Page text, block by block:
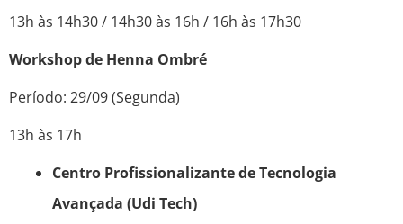
13h às 14h30 / 14h30 às 16h / 16h às 17h30
Workshop de Henna Ombré
Período: 29/09 (Segunda)
13h às 17h
Centro Profissionalizante de Tecnologia
Avançada (Udi Tech)